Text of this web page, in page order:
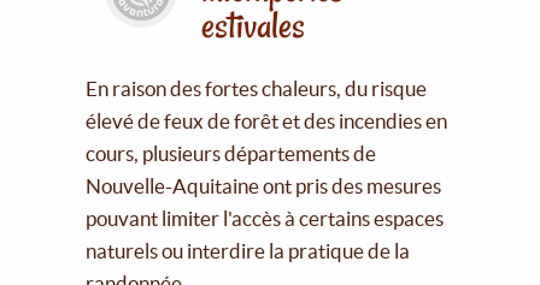
estivales
En raison des fortes chaleurs, du risque
élevé de feux de forêt et des incendies en
cours, plusieurs départements de
Nouvelle-Aquitaine ont pris des mesures
pouvant limiter l'accès à certains espaces
naturels ou interdire la pratique de la